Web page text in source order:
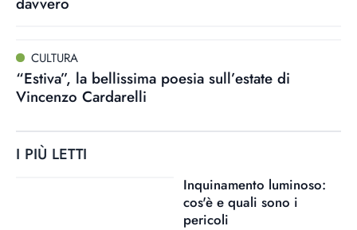
CULTURA
“Estiva”, la bellissima poesia sull’estate di
Vincenzo Cardarelli
I PIÙ LETTI
Inquinamento luminoso:
cos'è e quali sono i
pericoli